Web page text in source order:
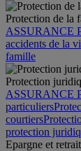
Protection de la
ASSURANCE
accidents de la
famille
Protection
ASSURANCE
particuliers
courtiers
protection
Epargne et